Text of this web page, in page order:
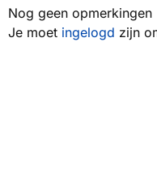
Nog geen opmerkingen
Je moet ingelogd zijn